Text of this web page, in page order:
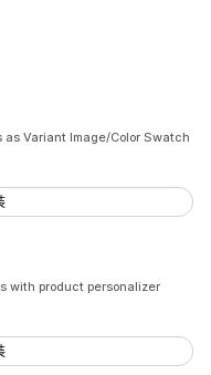
as Variant Image/Color Swatch
with product personalizer